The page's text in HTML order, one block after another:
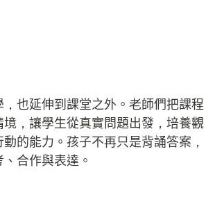
也延伸到課堂之外。老師們把課程
，讓學生從真實問題出發，培養觀
的能力。孩子不再只是背誦答案，
合作與表達。